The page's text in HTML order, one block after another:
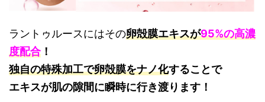
ラントゥルースにはその卵殻膜エキスが95%の高濃
度配合 ！
独自の特殊加工で卵殻膜をナノ化することで
エキスが肌の隙間に瞬時に行き渡ります！